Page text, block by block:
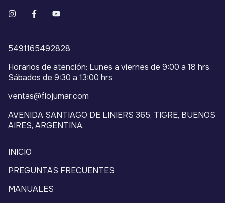
5491165492828
Horarios de atención: Lunes a viernes de 9:00 a 18 hrs.
Sábados de 9:30 a 13:00 hrs
ventas@flojumar.com
AVENIDA SANTIAGO DE LINIERS 365, TIGRE, BUENOS
AIRES, ARGENTINA.
INICIO
PREGUNTAS FRECUENTES
MANUALES